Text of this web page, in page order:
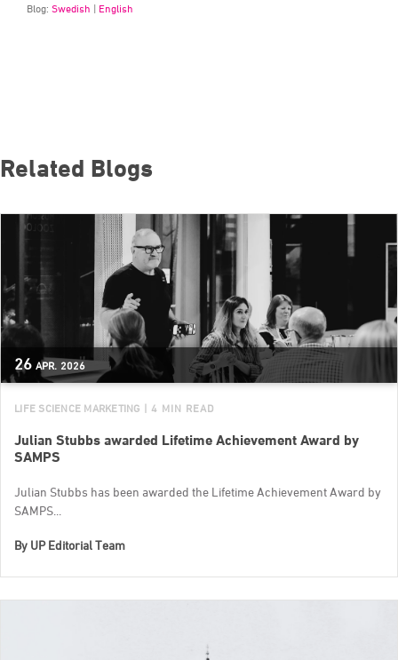
Blog: Swedish | English
Related Blogs
26 APR. 2026
LIFE SCIENCE MARKETING | 4 MIN READ
Julian Stubbs awarded Lifetime Achievement Award by
SAMPS
Julian Stubbs has been awarded the Lifetime Achievement Award by
SAMPS...
By UP Editorial Team